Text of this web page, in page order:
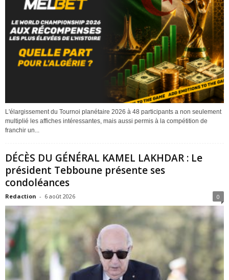
L'élargissement du Tournoi planétaire 2026 à 48 participants a non seulement
multiplié les affiches intéressantes, mais aussi permis à la compétition de
franchir un...
DÉCÈS DU GÉNÉRAL KAMEL LAKHDAR : Le
président Tebboune présente ses
condoléances
Redaction - 6 août 2026 0